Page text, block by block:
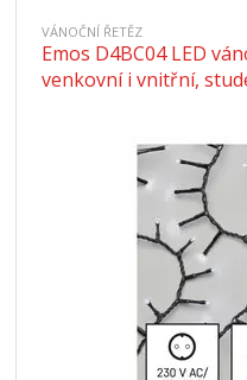
VÁNOČNÍ ŘETĚZ
Emos D4BC04 LED
venkovní i vnitřní,